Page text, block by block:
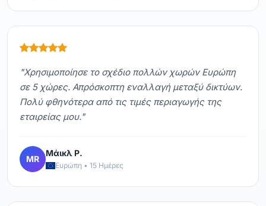
"Χρησιμοποίησε το σχέδιο πολλών χωρών Ευρώπη
σε 5 χώρες. Απρόσκοπτη εναλλαγή μεταξύ δικτύων.
Πολύ φθηνότερα από τις τιμές περιαγωγής της
εταιρείας μου."
MR
Μάικλ Ρ.
Ευρώπη • 15 Ημέρες